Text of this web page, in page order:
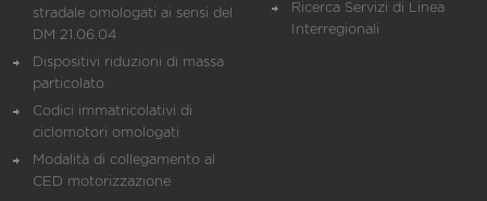
stradale omologati ai sensi del
DM 21.06.04
Dispositivi riduzioni di massa
particolato
Codici immatricolativi di
ciclomotori omologati
Modalità di collegamento al
CED motorizzazione
Ricerca Servizi di Linea
Interregionali